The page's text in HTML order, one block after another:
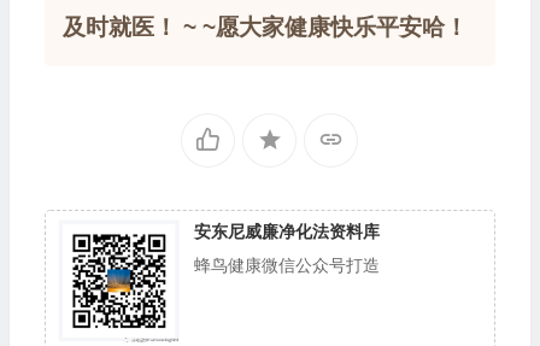
及时就医！ ~ ~愿大家健康快乐平安哈！
安东尼威廉净化法资料库
蜂鸟健康微信公众号打造